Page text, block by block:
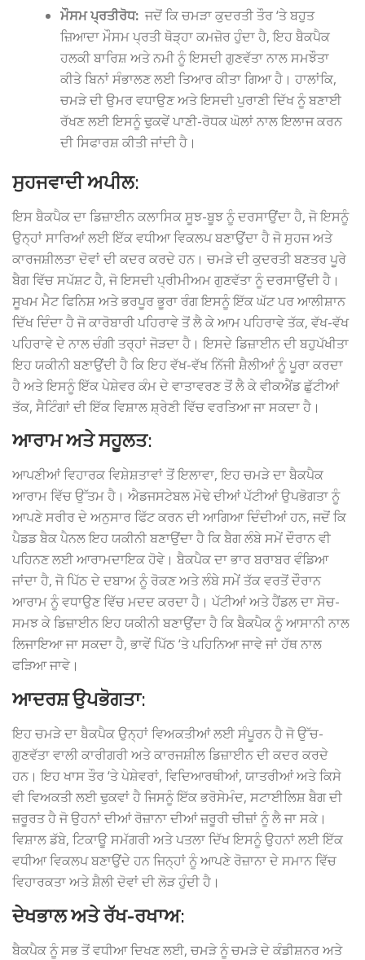
ਮੌਸਮ ਪ੍ਰਤੀਰੋਧ: ਜਦੋਂ ਕਿ ਚਮੜਾ ਕੁਦਰਤੀ ਤੌਰ ‘ਤੇ ਬਹੁਤ
ਜ਼ਿਆਦਾ ਮੌਸਮ ਪ੍ਰਤੀ ਥੋੜ੍ਹਾ ਕਮਜ਼ੋਰ ਹੁੰਦਾ ਹੈ, ਇਹ ਬੈਕਪੈਕ
ਹਲਕੀ ਬਾਰਿਸ਼ ਅਤੇ ਨਮੀ ਨੂੰ ਇਸਦੀ ਗੁਣਵੱਤਾ ਨਾਲ ਸਮਝੌਤਾ
ਕੀਤੇ ਬਿਨਾਂ ਸੰਭਾਲਣ ਲਈ ਤਿਆਰ ਕੀਤਾ ਗਿਆ ਹੈ। ਹਾਲਾਂਕਿ,
ਚਮੜੇ ਦੀ ਉਮਰ ਵਧਾਉਣ ਅਤੇ ਇਸਦੀ ਪੁਰਾਣੀ ਦਿੱਖ ਨੂੰ ਬਣਾਈ
ਰੱਖਣ ਲਈ ਇਸਨੂੰ ਢੁਕਵੇਂ ਪਾਣੀ-ਰੋਧਕ ਘੋਲਾਂ ਨਾਲ ਇਲਾਜ ਕਰਨ
ਦੀ ਸਿਫਾਰਸ਼ ਕੀਤੀ ਜਾਂਦੀ ਹੈ।
ਸੁਹਜਵਾਦੀ ਅਪੀਲ:
ਇਸ ਬੈਕਪੈਕ ਦਾ ਡਿਜ਼ਾਈਨ ਕਲਾਸਿਕ ਸੂਝ-ਬੂਝ ਨੂੰ ਦਰਸਾਉਂਦਾ ਹੈ, ਜੋ ਇਸਨੂੰ
ਉਨ੍ਹਾਂ ਸਾਰਿਆਂ ਲਈ ਇੱਕ ਵਧੀਆ ਵਿਕਲਪ ਬਣਾਉਂਦਾ ਹੈ ਜੋ ਸੁਹਜ ਅਤੇ
ਕਾਰਜਸ਼ੀਲਤਾ ਦੋਵਾਂ ਦੀ ਕਦਰ ਕਰਦੇ ਹਨ। ਚਮੜੇ ਦੀ ਕੁਦਰਤੀ ਬਣਤਰ ਪੂਰੇ
ਬੈਗ ਵਿੱਚ ਸਪੱਸ਼ਟ ਹੈ, ਜੋ ਇਸਦੀ ਪ੍ਰੀਮੀਅਮ ਗੁਣਵੱਤਾ ਨੂੰ ਦਰਸਾਉਂਦੀ ਹੈ।
ਸੂਖਮ ਮੈਟ ਫਿਨਿਸ਼ ਅਤੇ ਭਰਪੂਰ ਭੂਰਾ ਰੰਗ ਇਸਨੂੰ ਇੱਕ ਘੱਟ ਪਰ ਆਲੀਸ਼ਾਨ
ਦਿੱਖ ਦਿੰਦਾ ਹੈ ਜੋ ਕਾਰੋਬਾਰੀ ਪਹਿਰਾਵੇ ਤੋਂ ਲੈ ਕੇ ਆਮ ਪਹਿਰਾਵੇ ਤੱਕ, ਵੱਖ-ਵੱਖ
ਪਹਿਰਾਵੇ ਦੇ ਨਾਲ ਚੰਗੀ ਤਰ੍ਹਾਂ ਜੋੜਦਾ ਹੈ। ਇਸਦੇ ਡਿਜ਼ਾਈਨ ਦੀ ਬਹੁਪੱਖੀਤਾ
ਇਹ ਯਕੀਨੀ ਬਣਾਉਂਦੀ ਹੈ ਕਿ ਇਹ ਵੱਖ-ਵੱਖ ਨਿੱਜੀ ਸ਼ੈਲੀਆਂ ਨੂੰ ਪੂਰਾ ਕਰਦਾ
ਹੈ ਅਤੇ ਇਸਨੂੰ ਇੱਕ ਪੇਸ਼ੇਵਰ ਕੰਮ ਦੇ ਵਾਤਾਵਰਣ ਤੋਂ ਲੈ ਕੇ ਵੀਕਐਂਡ ਛੁੱਟੀਆਂ
ਤੱਕ, ਸੈਟਿੰਗਾਂ ਦੀ ਇੱਕ ਵਿਸ਼ਾਲ ਸ਼੍ਰੇਣੀ ਵਿੱਚ ਵਰਤਿਆ ਜਾ ਸਕਦਾ ਹੈ।
ਆਰਾਮ ਅਤੇ ਸਹੂਲਤ:
ਆਪਣੀਆਂ ਵਿਹਾਰਕ ਵਿਸ਼ੇਸ਼ਤਾਵਾਂ ਤੋਂ ਇਲਾਵਾ, ਇਹ ਚਮੜੇ ਦਾ ਬੈਕਪੈਕ
ਆਰਾਮ ਵਿੱਚ ਉੱਤਮ ਹੈ। ਐਡਜਸਟੇਬਲ ਮੋਢੇ ਦੀਆਂ ਪੱਟੀਆਂ ਉਪਭੋਗਤਾ ਨੂੰ
ਆਪਣੇ ਸਰੀਰ ਦੇ ਅਨੁਸਾਰ ਫਿੱਟ ਕਰਨ ਦੀ ਆਗਿਆ ਦਿੰਦੀਆਂ ਹਨ, ਜਦੋਂ ਕਿ
ਪੈਡਡ ਬੈਕ ਪੈਨਲ ਇਹ ਯਕੀਨੀ ਬਣਾਉਂਦਾ ਹੈ ਕਿ ਬੈਗ ਲੰਬੇ ਸਮੇਂ ਦੌਰਾਨ ਵੀ
ਪਹਿਨਣ ਲਈ ਆਰਾਮਦਾਇਕ ਹੋਵੇ। ਬੈਕਪੈਕ ਦਾ ਭਾਰ ਬਰਾਬਰ ਵੰਡਿਆ
ਜਾਂਦਾ ਹੈ, ਜੋ ਪਿੱਠ ਦੇ ਦਬਾਅ ਨੂੰ ਰੋਕਣ ਅਤੇ ਲੰਬੇ ਸਮੇਂ ਤੱਕ ਵਰਤੋਂ ਦੌਰਾਨ
ਆਰਾਮ ਨੂੰ ਵਧਾਉਣ ਵਿੱਚ ਮਦਦ ਕਰਦਾ ਹੈ। ਪੱਟੀਆਂ ਅਤੇ ਹੈਂਡਲ ਦਾ ਸੋਚ-
ਸਮਝ ਕੇ ਡਿਜ਼ਾਈਨ ਇਹ ਯਕੀਨੀ ਬਣਾਉਂਦਾ ਹੈ ਕਿ ਬੈਕਪੈਕ ਨੂੰ ਆਸਾਨੀ ਨਾਲ
ਲਿਜਾਇਆ ਜਾ ਸਕਦਾ ਹੈ, ਭਾਵੇਂ ਪਿੱਠ ‘ਤੇ ਪਹਿਨਿਆ ਜਾਵੇ ਜਾਂ ਹੱਥ ਨਾਲ
ਫੜਿਆ ਜਾਵੇ।
ਆਦਰਸ਼ ਉਪਭੋਗਤਾ:
ਇਹ ਚਮੜੇ ਦਾ ਬੈਕਪੈਕ ਉਨ੍ਹਾਂ ਵਿਅਕਤੀਆਂ ਲਈ ਸੰਪੂਰਨ ਹੈ ਜੋ ਉੱਚ-
ਗੁਣਵੱਤਾ ਵਾਲੀ ਕਾਰੀਗਰੀ ਅਤੇ ਕਾਰਜਸ਼ੀਲ ਡਿਜ਼ਾਈਨ ਦੀ ਕਦਰ ਕਰਦੇ
ਹਨ। ਇਹ ਖਾਸ ਤੌਰ ‘ਤੇ ਪੇਸ਼ੇਵਰਾਂ, ਵਿਦਿਆਰਥੀਆਂ, ਯਾਤਰੀਆਂ ਅਤੇ ਕਿਸੇ
ਵੀ ਵਿਅਕਤੀ ਲਈ ਢੁਕਵਾਂ ਹੈ ਜਿਸਨੂੰ ਇੱਕ ਭਰੋਸੇਮੰਦ, ਸਟਾਈਲਿਸ਼ ਬੈਗ ਦੀ
ਜ਼ਰੂਰਤ ਹੈ ਜੋ ਉਹਨਾਂ ਦੀਆਂ ਰੋਜ਼ਾਨਾ ਦੀਆਂ ਜ਼ਰੂਰੀ ਚੀਜ਼ਾਂ ਨੂੰ ਲੈ ਜਾ ਸਕੇ।
ਵਿਸ਼ਾਲ ਡੱਬੇ, ਟਿਕਾਊ ਸਮੱਗਰੀ ਅਤੇ ਪਤਲਾ ਦਿੱਖ ਇਸਨੂੰ ਉਹਨਾਂ ਲਈ ਇੱਕ
ਵਧੀਆ ਵਿਕਲਪ ਬਣਾਉਂਦੇ ਹਨ ਜਿਨ੍ਹਾਂ ਨੂੰ ਆਪਣੇ ਰੋਜ਼ਾਨਾ ਦੇ ਸਮਾਨ ਵਿੱਚ
ਵਿਹਾਰਕਤਾ ਅਤੇ ਸ਼ੈਲੀ ਦੋਵਾਂ ਦੀ ਲੋੜ ਹੁੰਦੀ ਹੈ।
ਦੇਖਭਾਲ ਅਤੇ ਰੱਖ-ਰਖਾਅ:
ਬੈਕਪੈਕ ਨੂੰ ਸਭ ਤੋਂ ਵਧੀਆ ਦਿਖਣ ਲਈ, ਚਮੜੇ ਨੂੰ ਚਮੜੇ ਦੇ ਕੰਡੀਸ਼ਨਰ ਅਤੇ